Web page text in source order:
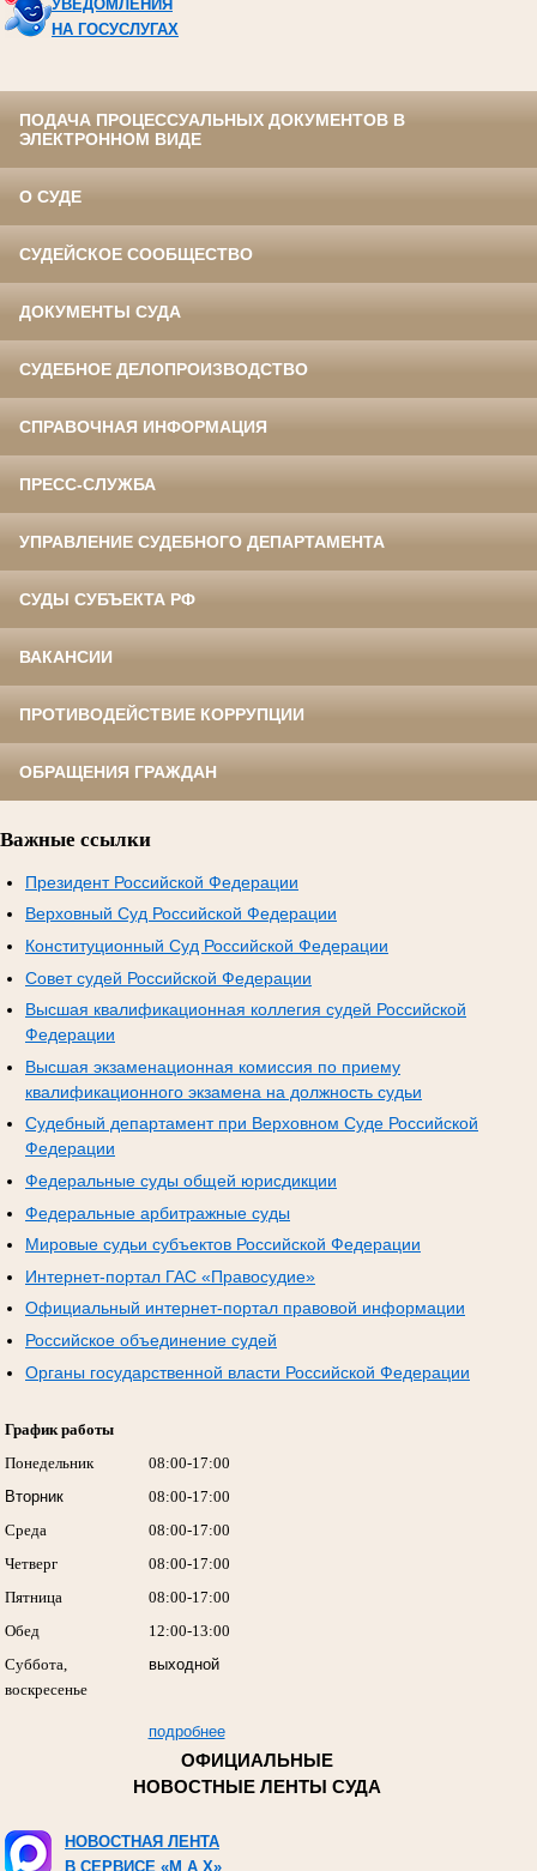
УВЕДОМЛЕНИЯ
НА ГОСУСЛУГАХ
ПОДАЧА ПРОЦЕССУАЛЬНЫХ ДОКУМЕНТОВ В
ЭЛЕКТРОННОМ ВИДЕ
О СУДЕ
СУДЕЙСКОЕ СООБЩЕСТВО
ДОКУМЕНТЫ СУДА
СУДЕБНОЕ ДЕЛОПРОИЗВОДСТВО
СПРАВОЧНАЯ ИНФОРМАЦИЯ
ПРЕСС-СЛУЖБА
УПРАВЛЕНИЕ СУДЕБНОГО ДЕПАРТАМЕНТА
СУДЫ СУБЪЕКТА РФ
ВАКАНСИИ
ПРОТИВОДЕЙСТВИЕ КОРРУПЦИИ
ОБРАЩЕНИЯ ГРАЖДАН
Важные ссылки
Президент Российской Федерации
Верховный Суд Российской Федерации
Конституционный Суд Российской Федерации
Совет судей Российской Федерации
Высшая квалификационная коллегия судей Российской
Федерации
Высшая экзаменационная комиссия по приему
квалификационного экзамена на должность судьи
Судебный департамент при Верховном Суде Российской
Федерации
Федеральные суды общей юрисдикции
Федеральные арбитражные суды
Мировые судьи субъектов Российской Федерации
Интернет-портал ГАС «Правосудие»
Официальный интернет-портал правовой информации
Российское объединение судей
Органы государственной власти Российской Федерации
График работы
Понедельник
08:00-17:00
Вторник
08:00-17:00
Среда
08:00-17:00
Четверг
08:00-17:00
Пятница
08:00-17:00
Обед
12:00-13:00
Суббота,
воскресенье
выходной
подробнее
ОФИЦИАЛЬНЫЕ
НОВОСТНЫЕ ЛЕНТЫ СУДА
НОВОСТНАЯ ЛЕНТА
В СЕРВИСЕ «M A X»